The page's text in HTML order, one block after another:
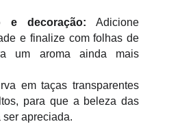
e decoração: Adicione
e finalize com folhas de
um aroma ainda mais
em taças transparentes
para que a beleza das
ser apreciada.